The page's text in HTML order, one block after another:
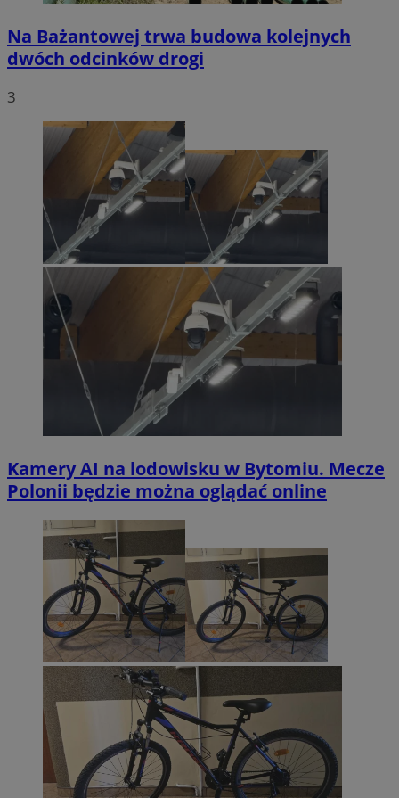
Na Bażantowej trwa budowa kolejnych
dwóch odcinków drogi
3
Kamery AI na lodowisku w Bytomiu. Mecze
Polonii będzie można oglądać online